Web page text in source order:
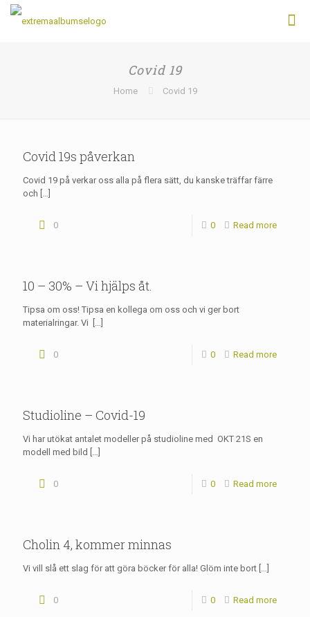
Covid 19
Home Covid 19
Covid 19s påverkan
Covid 19 på verkar oss alla på flera sätt, du kanske träffar färre
och […]
0 0 Read more
10 – 30% – Vi hjälps åt.
Tipsa om oss! Tipsa en kollega om oss och vi ger bort
materialringar. Vi
[…]
0 0 Read more
Studioline – Covid-19
Vi har utökat antalet modeller på studioline med OKT 21S en
modell med bild […]
0 0 Read more
Cholin 4, kommer minnas
Vi vill slå ett slag för att göra böcker för alla! Glöm inte bort […]
0 0 Read more